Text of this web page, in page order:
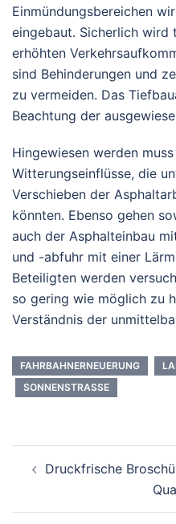
Einmündungsbereichen
eingebaut. Sicherlich wird
erhöhten
sind Behinderungen und
zu vermeiden. Das
Beachtung der
Hingewiesen werden
Witterungseinflüsse, die
Verschieben der
könnten. Ebenso gehen
auch der Asphalteinbau
und -abfuhr mit einer
Beteiligten werden
so gering wie möglich zu
Verständnis der
FAHRBAHNERNEUERUNG
SONNENSTRASSE
Navigation
Druckfrische